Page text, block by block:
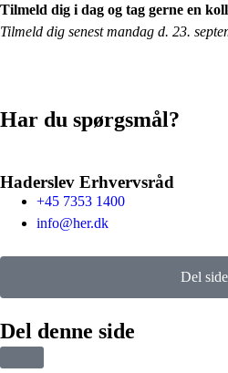
Tilmeld dig i dag og tag gerne en
Tilmeld dig senest mandag d. 23.
Har du spørgsmål?
Haderslev Erhvervsråd
+45 7353 1400
info@her.dk
Del side
Del denne side